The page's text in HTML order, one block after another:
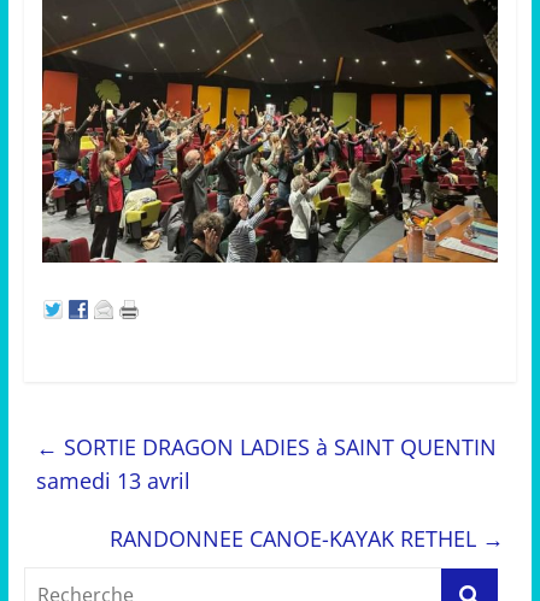
← SORTIE DRAGON LADIES à SAINT QUENTIN
samedi 13 avril
RANDONNEE CANOE-KAYAK RETHEL →